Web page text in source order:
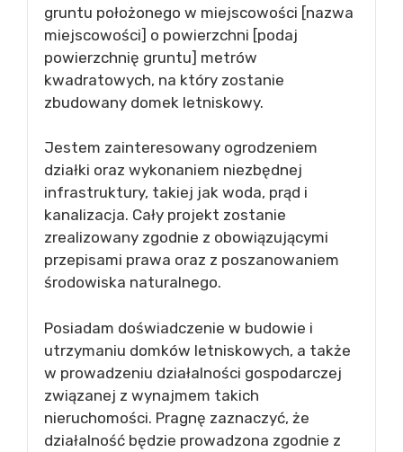
gruntu położonego w miejscowości [nazwa
miejscowości] o powierzchni [podaj
powierzchnię gruntu] metrów
kwadratowych, na który zostanie
zbudowany domek letniskowy.
Jestem zainteresowany ogrodzeniem
działki oraz wykonaniem niezbędnej
infrastruktury, takiej jak woda, prąd i
kanalizacja. Cały projekt zostanie
zrealizowany zgodnie z obowiązującymi
przepisami prawa oraz z poszanowaniem
środowiska naturalnego.
Posiadam doświadczenie w budowie i
utrzymaniu domków letniskowych, a także
w prowadzeniu działalności gospodarczej
związanej z wynajmem takich
nieruchomości. Pragnę zaznaczyć, że
działalność będzie prowadzona zgodnie z